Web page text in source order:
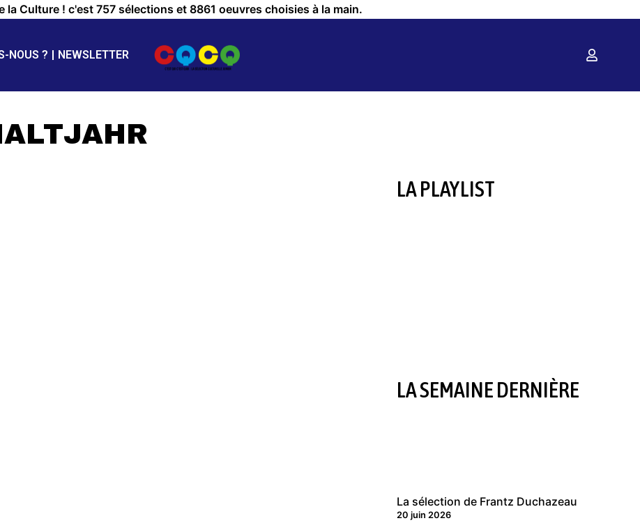
la Culture ! c'est 757 sélections et 8861 oeuvres choisies à la main.
NOUS ? NEWSLETTER
LA PLAYLIST
LA SEMAINE DERNIÈRE
La sélection de Frantz Duchazeau
20 juin 2026